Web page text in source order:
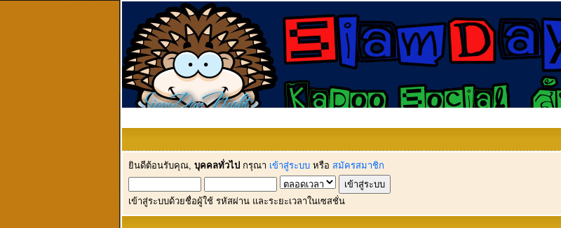
ยินดีต้อนรับคุณ, บุคคลทั่วไป กรุณา เข้าสู่ระบบ หรือ สมัครสมาชิก
เข้าสู่ระบบด้วยชื่อผู้ใช้ รหัสผ่าน และระยะเวลาในเซสชั่น